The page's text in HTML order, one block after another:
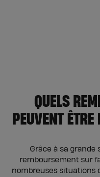
QUELS
PEUVENT
Grâce à sa grande
remboursement sur
nombreuses situations